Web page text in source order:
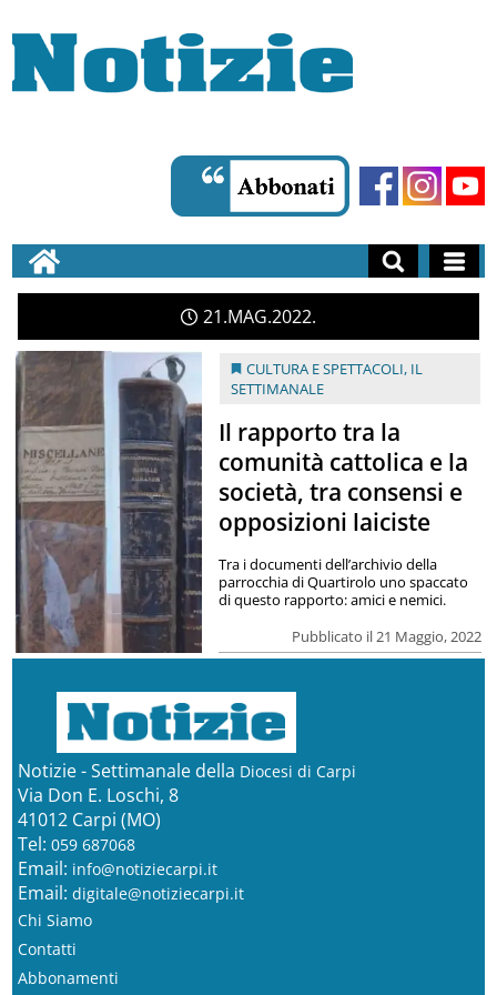
21 MAG 2022
CULTURA E SPETTACOLI, IL
SETTIMANALE
Il rapporto tra la
comunità cattolica e la
società, tra consensi e
opposizioni laiciste
Pubblicato il 21 Maggio, 2022
Tra i documenti dell’archivio della
parrocchia di Quartirolo uno spaccato
di questo rapporto: amici e nemici.
Notizie - Settimanale della Diocesi di Carpi
Via Don E. Loschi, 8
41012 Carpi (MO)
Tel: 059 687068
Email: info@notiziecarpi.it
Email: digitale@notiziecarpi.it
Chi Siamo
Contatti
Abbonamenti